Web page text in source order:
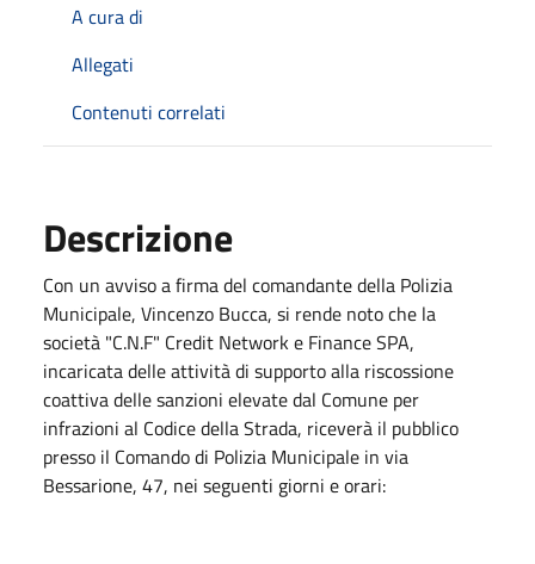
A cura di
Allegati
Contenuti correlati
Descrizione
Con un avviso a firma del comandante della Polizia
Municipale, Vincenzo Bucca, si rende noto che la
società "C.N.F" Credit Network e Finance SPA,
incaricata delle attività di supporto alla riscossione
coattiva delle sanzioni elevate dal Comune per
infrazioni al Codice della Strada, riceverà il pubblico
presso il Comando di Polizia Municipale in via
Bessarione, 47, nei seguenti giorni e orari: